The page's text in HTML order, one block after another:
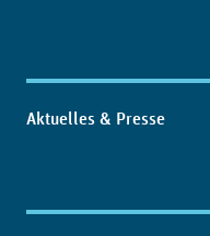
Aktuelles & Presse